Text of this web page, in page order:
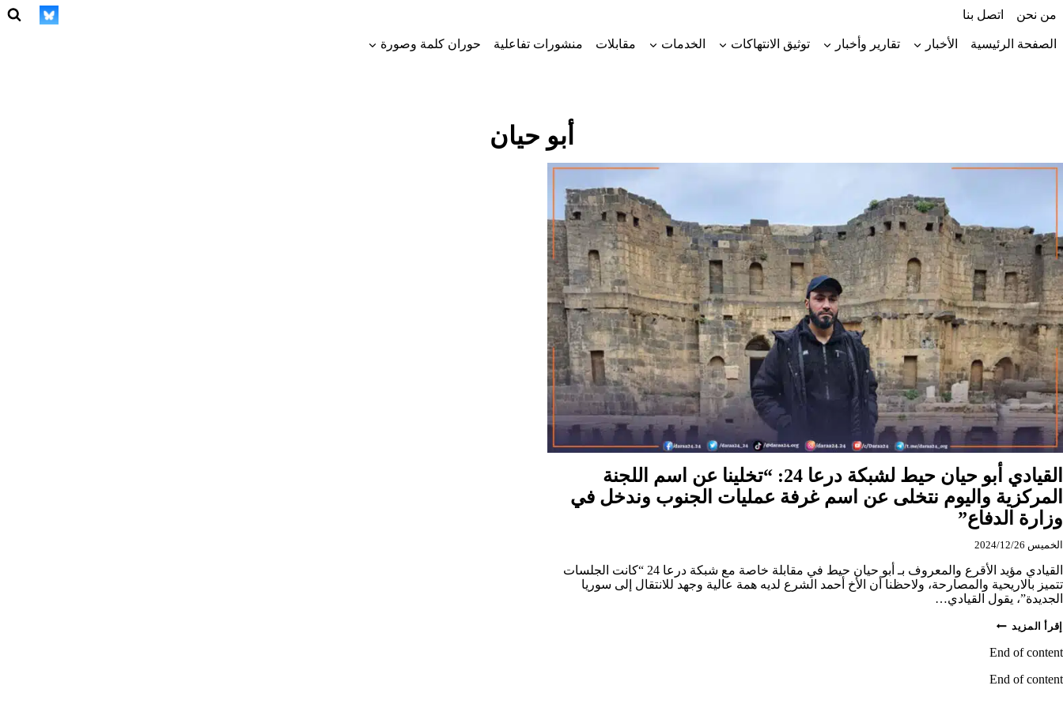
إلىمن نحن اتصل بنا
الصفحة الرئيسية الأخبار تقارير وأخبار توثيق الانتهاكات الخدمات مقابلات منشورات تفاعلية حوران كلمة وصورة
أبو حيان
القيادي أبو حيان حيط لشبكة درعا 24: “تخلينا عن اسم اللجنة
المركزية واليوم نتخلى عن اسم غرفة عمليات الجنوب وندخل في
وزارة الدفاع”
الخميس 2024/12/26
القيادي مؤيد الأقرع والمعروف بـ أبو حيان حيط في مقابلة خاصة مع شبكة درعا 24 “كانت الجلسات
تتميز بالاريحية والمصارحة، ولاحظنا أن الأخ أحمد الشرع لديه همة عالية وجهد للانتقال إلى سوريا
الجديدة”، يقول القيادي…
إقرأ المزيد القيادي
حيان
حيط
درعا
End of content
End of content